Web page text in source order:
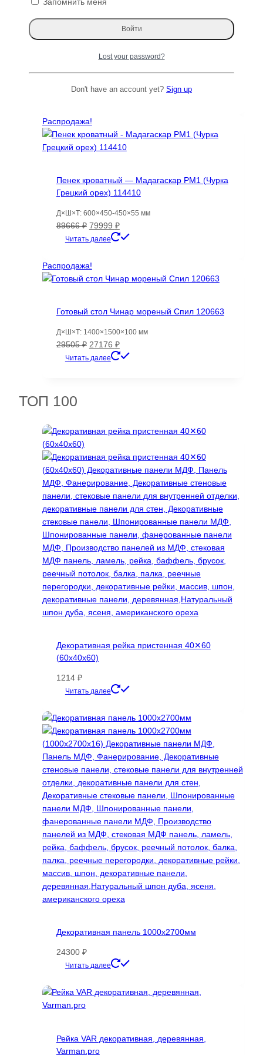
токарная заготовка
цена
384 ₽.
цена:
Читать далее
Распродажа!
Пенек кроватный — Мадагаскар PM1 (Чурка
Грецкий орех) 114410
Д×Ш×Т: 600×450-450×55 мм
89666₽ Первоначальная
цена
89666 ₽.
79999 ₽Текущая
цена:
Читать далее
Распродажа!
Готовый стол Чинар мореный Спил 120663
Д×Ш×Т: 1400×1500×100 мм
29505₽ Первоначальная
цена
27176 ₽Текущая
цена:
Читать далее
ТОП 100
Декоративная рейка пристенная 40✕60
(60х40х60)
1214 ₽
Читать далее
имеет
несколько
вариаций.
Опции
можно
выбрать
на
странице
товара.
Декоративная панель 1000х2700мм
24300 ₽
Читать далее
имеет
можно
Рейка VAR декоративная, деревянная,
Varman.pro
Lost your password?
Don't have an account yet? Sign up